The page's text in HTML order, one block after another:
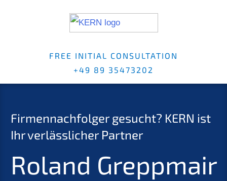
FREE INITI­AL CONSUL­TA­TI­ON
+49 89 35473202
Firmen­nach­fol­ger gesucht? KERN ist
Ihr verläss­li­cher Partner
Roland Grepp­mair